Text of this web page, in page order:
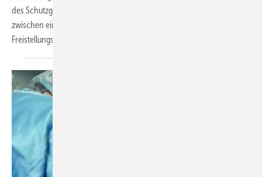
des Schutzgedankens muss hier in rechtlicher Hinsicht allerdings
zwischen einem betrieblichen Beschäftigungsverbot und einem
Freistellungsanspruch unterschieden werden. Patrick